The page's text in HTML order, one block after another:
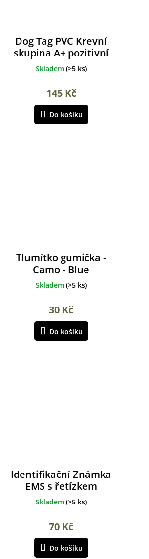
Dog Tag PVC Krevní
skupina A+ pozitivní
Skladem (>5 ks)
145 Kč
Do košíku
Tlumítko gumička -
Camo - Blue
Skladem (>5 ks)
30 Kč
Do košíku
Identifikační Známka
EMS s řetízkem
ALBAINOX
Skladem (>5 ks)
70 Kč
Do košíku